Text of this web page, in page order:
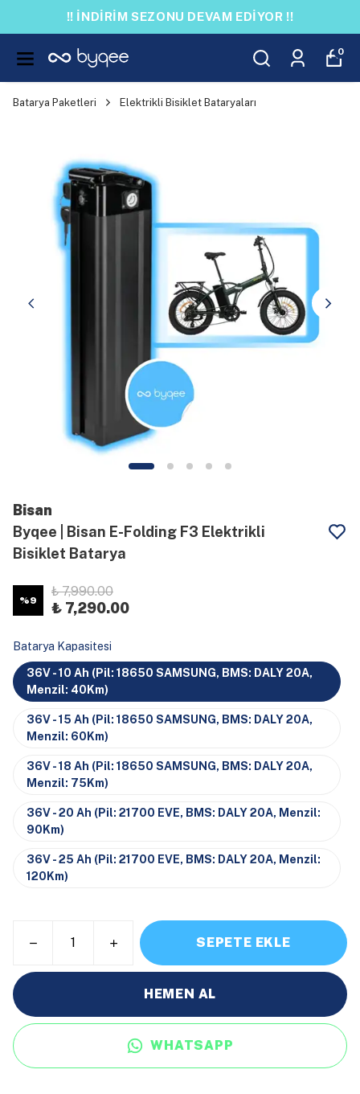
!! İNDİRİM SEZONU DEVAM EDİYOR !!
0
Batarya Paketleri Elektrikli Bisiklet Bataryaları
Bisan
Byqee | Bisan E-Folding F3 Elektrikli
Bisiklet Batarya
%9
₺ 7,990.00
₺ 7,290.00
Batarya Kapasitesi
36V - 10 Ah (Pil: 18650 SAMSUNG, BMS: DALY 20A,
Menzil: 40Km)
36V - 15 Ah (Pil: 18650 SAMSUNG, BMS: DALY 20A,
Menzil: 60Km)
36V - 18 Ah (Pil: 18650 SAMSUNG, BMS: DALY 20A,
Menzil: 75Km)
36V - 20 Ah (Pil: 21700 EVE, BMS: DALY 20A, Menzil:
90Km)
36V - 25 Ah (Pil: 21700 EVE, BMS: DALY 20A, Menzil:
120Km)
SEPETE EKLE
HEMEN AL
WHATSAPP